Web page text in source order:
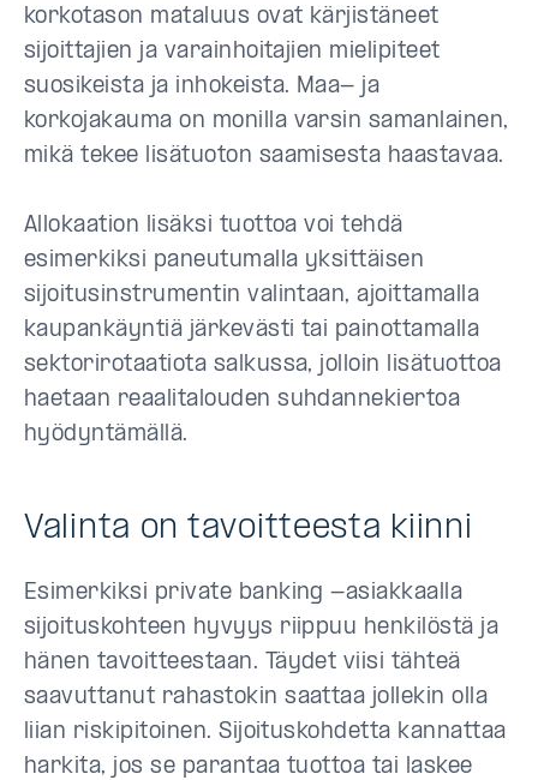
korkotason mataluus ovat kärjistäneet
sijoittajien ja varainhoitajien mielipiteet
suosikeista ja inhokeista. Maa- ja
korkojakauma on monilla varsin samanlainen,
mikä tekee lisätuoton saamisesta haastavaa.
Allokaation lisäksi tuottoa voi tehdä
esimerkiksi paneutumalla yksittäisen
sijoitusinstrumentin valintaan, ajoittamalla
kaupankäyntiä järkevästi tai painottamalla
sektorirotaatiota salkussa, jolloin lisätuottoa
haetaan reaalitalouden suhdannekiertoa
hyödyntämällä.
Valinta on tavoitteesta kiinni
Esimerkiksi private banking -asiakkaalla
sijoituskohteen hyvyys riippuu henkilöstä ja
hänen tavoitteestaan. Täydet viisi tähteä
saavuttanut rahastokin saattaa jollekin olla
liian riskipitoinen. Sijoituskohdetta kannattaa
harkita, jos se parantaa tuottoa tai laskee